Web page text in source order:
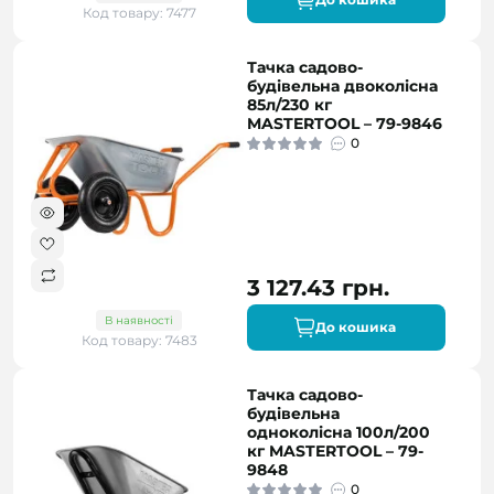
Код товару: 7477
В наявності
Код товару: 7483
Тачка садово-
будівельна двоколісна
85л/230 кг
MASTERTOOL – 79-9846
0
3 127.43 грн.
До кошика
Тачка садово-
будівельна
одноколісна 100л/200
кг MASTERTOOL – 79-
9848
0